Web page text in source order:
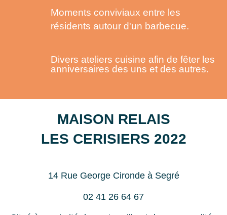
Moments conviviaux entre les
résidents autour d'un barbecue.
Divers ateliers cuisine afin de fêter les
anniversaires des uns et des autres.
MAISON RELAIS
LES CERISIERS 2022
14 Rue George Cironde à Segré
02 41 26 64 67